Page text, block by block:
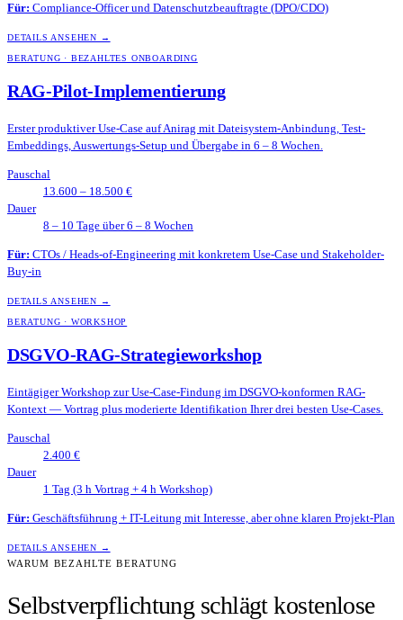
Für: Compliance-Officer und Datenschutzbeauftragte (DPO/CDO)
DETAILS ANSEHEN →
BERATUNG · BEZAHLTES ONBOARDING
RAG-Pilot-Implementierung
Erster produktiver Use-Case auf Anirag mit Dateisystem-Anbindung, Test-
Embeddings, Auswertungs-Setup und Übergabe in 6 – 8 Wochen.
Pauschal
13.600 – 18.500 €
Dauer
8 – 10 Tage über 6 – 8 Wochen
Für: CTOs / Heads-of-Engineering mit konkretem Use-Case und Stakeholder-
Buy-in
DETAILS ANSEHEN →
BERATUNG · WORKSHOP
DSGVO-RAG-Strategieworkshop
Eintägiger Workshop zur Use-Case-Findung im DSGVO-konformen RAG-
Kontext — Vortrag plus moderierte Identifikation Ihrer drei besten Use-Cases.
Pauschal
2.400 €
Dauer
1 Tag (3 h Vortrag + 4 h Workshop)
Für: Geschäftsführung + IT-Leitung mit Interesse, aber ohne klaren Projekt-Plan
DETAILS ANSEHEN →
WARUM BEZAHLTE BERATUNG
Selbstverpflichtung schlägt kostenlose